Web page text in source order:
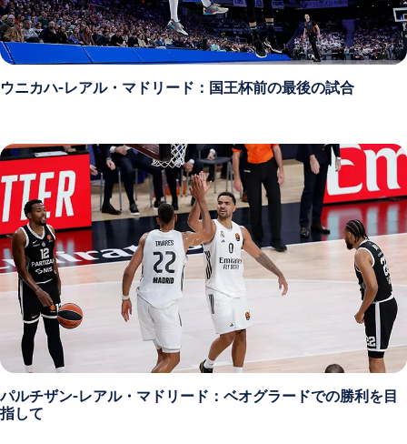
ウニカハ-レアル・マドリード：国王杯前の最後の試合
パルチザン-レアル・マドリード：ベオグラードでの勝利を目
指して